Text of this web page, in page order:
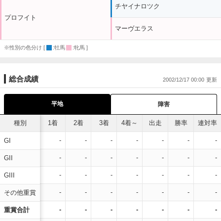
プロフイト
チヤイナロツク
マーヴエラス
※性別の色分け [ :牡馬 :牝馬 ]
総合成績 2002/12/17 00:00
平地 障害
種別
GI
GII
GIII
その他重賞
重賞合計
1着 2着 3着 4着～ 出走 勝率 連対率
- - - - - - -
- - - - - - -
- - - - - - -
- - - - - - -
- - - - - - -